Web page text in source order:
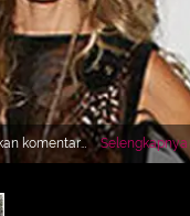
Selengkapnya